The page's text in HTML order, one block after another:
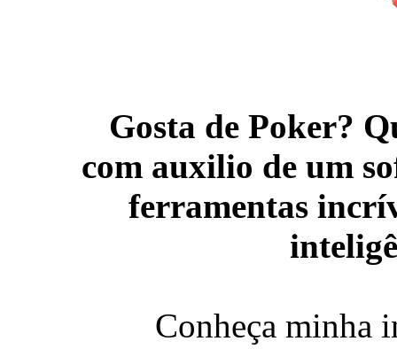
Gosta de Poker?
com auxilio de um
ferramentas
Conheça minha